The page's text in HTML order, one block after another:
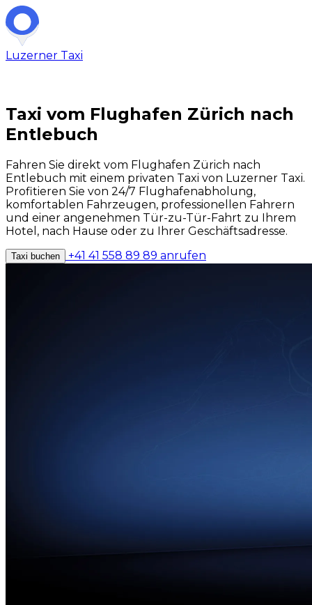
Luzerner Taxi
Taxi vom Flughafen Zürich nach
Entlebuch
Fahren Sie direkt vom Flughafen Zürich nach
Entlebuch mit einem privaten Taxi von Luzerner Taxi.
Profitieren Sie von 24/7 Flughafenabholung,
komfortablen Fahrzeugen, professionellen Fahrern
und einer angenehmen Tür-zu-Tür-Fahrt zu Ihrem
Hotel, nach Hause oder zu Ihrer Geschäftsadresse.
Taxi buchen +41 41 558 89 89 anrufen